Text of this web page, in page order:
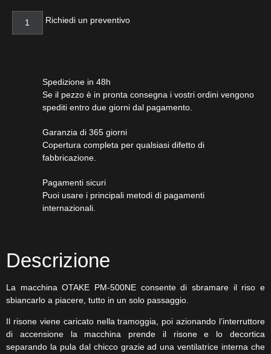
Richiedi un preventivo
Spedizione in 48h
Se il pezzo è in pronta consegna i vostri ordini vengono
spediti entro due giorni dal pagamento.
Garanzia di 365 giorni
Copertura completa per qualsiasi difetto di
fabbricazione.
Pagamenti sicuri​
Puoi usare i principali metodi di pagamenti
internazionali.
Descrizione
La macchina OTAKE PM-500NE consente di sbramare il riso e
sbiancarlo a piacere, tutto in un solo passaggio.
Il risone viene caricato nella tramoggia, poi azionando l’interruttore
di accensione la macchina prende il risone e lo decortica
separando la pula dal chicco grazie ad una ventilatrice interna che